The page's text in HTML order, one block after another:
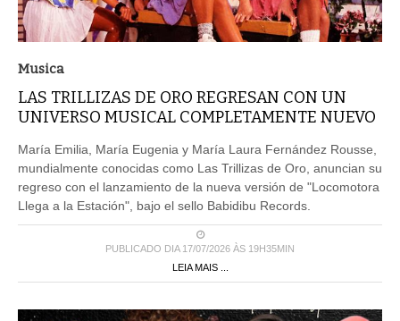
LAS TRILLIZAS DE ORO REGRESAN CON UN
UNIVERSO MUSICAL COMPLETAMENTE NUEVO
mundialmente conocidas como Las Trillizas de Oro, anuncian su
regreso con el lanzamiento de la nueva versión de "Locomotora
Llega a la Estación", bajo el sello Babidibu Records.
PUBLICADO DIA 17/07/2026 ÀS 19H35MIN
LEIA MAIS ...